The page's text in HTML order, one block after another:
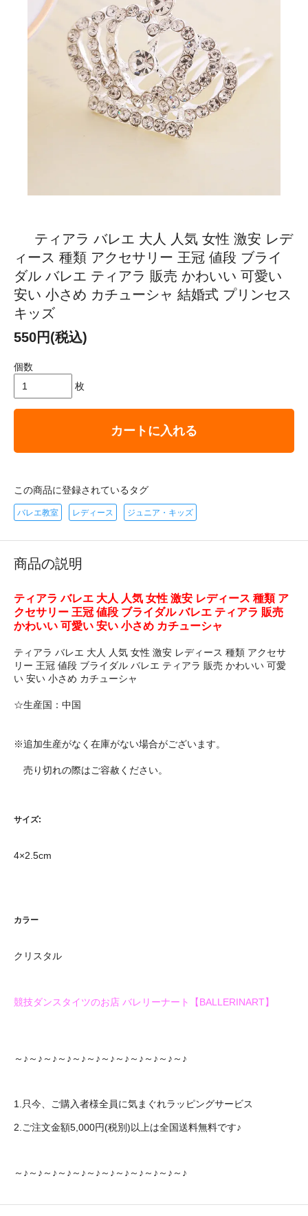
ティアラ バレエ 大人 人気 女性 激安 レデ
ィース 種類 アクセサリー 王冠 値段 ブライ
ダル バレエ ティアラ 販売 かわいい 可愛い
安い 小さめ カチューシャ 結婚式 プリンセス
キッズ
550円(税込)
個数
枚
カートに入れる
この商品に登録されているタグ
バレエ教室 レディース ジュニア・キッズ
商品の説明
ティアラ バレエ 大人 人気 女性 激安 レディース 種類 ア
クセサリー 王冠 値段 ブライダル バレエ ティアラ 販売
かわいい 可愛い 安い 小さめ カチューシャ
ティアラ バレエ 大人 人気 女性 激安 レディース 種類 アクセサ
リー 王冠 値段 ブライダル バレエ ティアラ 販売 かわいい 可愛
い 安い 小さめ カチューシャ
☆生産国：中国
※追加生産がなく在庫がない場合がございます。
売り切れの際はご容赦ください。
サイズ:
4×2.5cm
カラー
クリスタル
競技ダンスタイツのお店 バレリーナート【BALLERINART】
～♪～♪～♪～♪～♪～♪～♪～♪～♪～♪～♪～♪
1.只今、ご購入者様全員に気まぐれラッピングサービス
2.ご注文金額5,000円(税別)以上は全国送料無料です♪
～♪～♪～♪～♪～♪～♪～♪～♪～♪～♪～♪～♪